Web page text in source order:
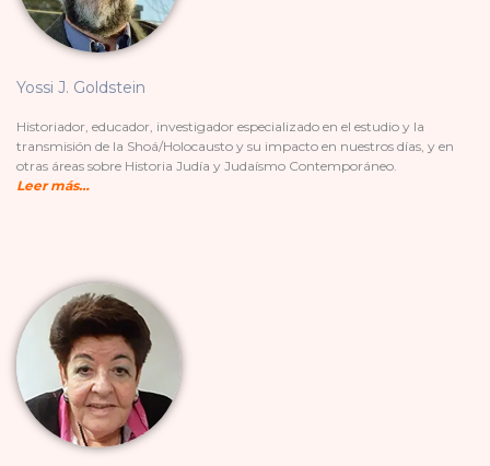
Yossi J. Goldstein
Historiador, educador, investigador especializado en el estudio y la
transmisión de la Shoá/Holocausto y su impacto en nuestros días, y en
otras áreas sobre Historia Judía y Judaísmo Contemporáneo.
Leer más…